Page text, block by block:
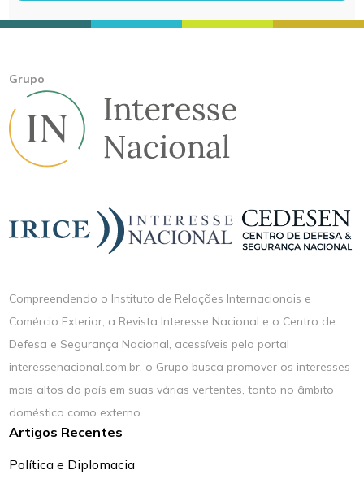
Grupo
Compreendendo o Instituto de Relações Internacionais e
Comércio Exterior, a Revista Interesse Nacional e o Centro de
Defesa e Segurança Nacional, acessíveis pelo portal
interessenacional.com.br, o Grupo busca promover os interesses
mais altos do país em suas várias vertentes, tanto no âmbito
doméstico como externo.
Artigos Recentes
Política e Diplomacia